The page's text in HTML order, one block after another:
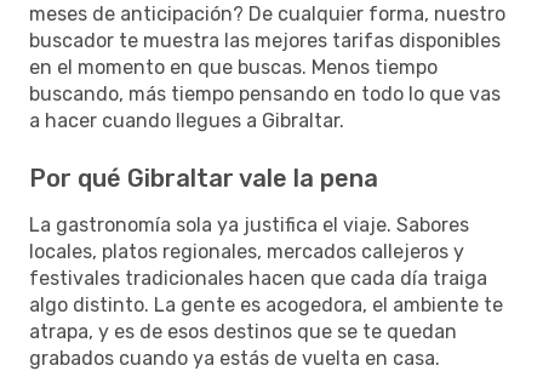
meses de anticipación? De cualquier forma, nuestro
buscador te muestra las mejores tarifas disponibles
en el momento en que buscas. Menos tiempo
buscando, más tiempo pensando en todo lo que vas
a hacer cuando llegues a Gibraltar.
Por qué Gibraltar vale la pena
La gastronomía sola ya justifica el viaje. Sabores
locales, platos regionales, mercados callejeros y
festivales tradicionales hacen que cada día traiga
algo distinto. La gente es acogedora, el ambiente te
atrapa, y es de esos destinos que se te quedan
grabados cuando ya estás de vuelta en casa.